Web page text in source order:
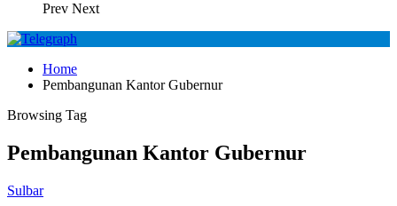
Prev Next
Home
Pembangunan Kantor Gubernur
Browsing Tag
Pembangunan Kantor Gubernur
Sulbar